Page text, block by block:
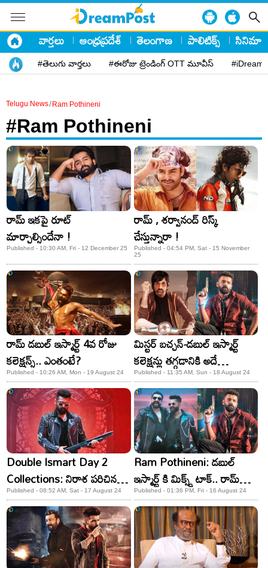
వార్తలు ఆంధ్రప్రదేశ్ తెలంగాణ పాలిటిక్స్ సినిమా
#తెలుగు వార్తలు #ఈరోజు ట్రెండింగ్ OTT మూవీస్
Telugu News/ Ram Pothineni
#Ram Pothineni
రామ్ ఇకపై రూట్
మార్చాల్సిందేనా !
Published - 10:30 AM, Fri - 12 December 25
రామ్ , శర్వానంద్ రిస్క్
చేస్తున్నారా !
Published - 04:54 PM, Sat - 15 November
25
రామ్ డబుల్ ఇస్మార్ట్ 4వ రోజు
కలెక్షన్స్.. ఎంతంటే?
Published - 10:26 AM, Mon - 19 August 24
మిస్టర్ బచ్చన్-డబుల్ ఇస్మార్ట్
కలెక్షన్లు తగ్గడానికి అదే
కారణమా? లేకుంటే సేఫ్
అయ్యేవాళ్లా?
Published - 11:35 AM, Sun - 18 August 24
Double Ismart Day 2
Collections: నిరాశ పరిచిన
డబుల్ ఇస్మార్ట్ డే 2 కలెక్షన్లు!
ఎన్ని కోట్లు రాబట్టిందంటే?
Published - 08:52 AM, Sat - 17 August 24
Ram Pothineni: డబుల్
ఇస్మార్ట్ కి మిక్స్డ్ టాక్.. రామ్
మాత్రం సూపర్ హిట్!
Published - 01:36 PM, Fri - 16 August 24